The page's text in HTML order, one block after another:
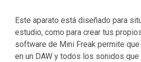
Este aparato está diseñado para
estudio, como para crear tus
software de Mini Freak permite
en un DAW y todos los sonidos